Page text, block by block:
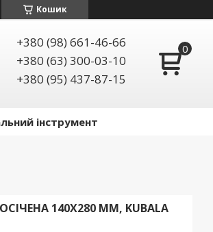
Кошик
+380 (98) 661-46-66
+380 (63) 300-03-10
+380 (95) 437-87-15
інструмент
140Х280 ММ, KUBALA